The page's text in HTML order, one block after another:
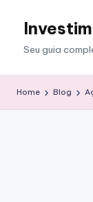
Seu guia
Home Blog